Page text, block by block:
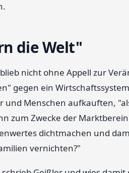
die Welt"
nicht ohne Appell zur
gegen ein
Menschen aufkauften,
zum Zwecke der
dichtmachen und
vernichten?"